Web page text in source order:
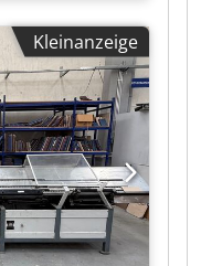
Kleinanzeige